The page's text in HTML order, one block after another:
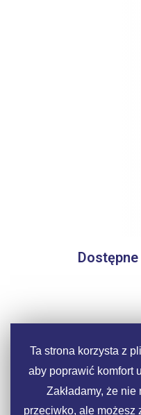
Ta strona korzysta z
aby poprawić komfort
Zakładamy, że nie
przeciwko, ale możesz